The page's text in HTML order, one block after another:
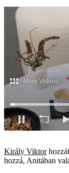
of
55
seconds
Király Viktor
hozzá, Anitában